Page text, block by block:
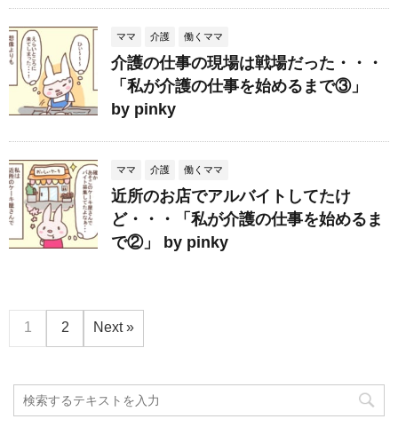
ママ 介護 働くママ
介護の仕事の現場は戦場だった・・・
「私が介護の仕事を始めるまで③」
by pinky
ママ 介護 働くママ
近所のお店でアルバイトしてたけ
ど・・・「私が介護の仕事を始めるま
で②」 by pinky
1 2 Next »